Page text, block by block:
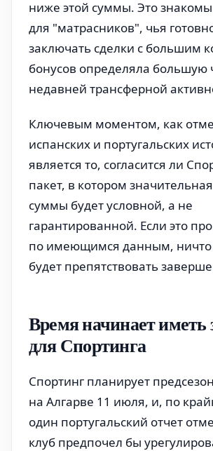
ниже этой суммы. Это
для "матрасников", чья
заключать сделки с большим
бонусов определяла большую
недавней трансферной
Ключевым моментом, как
испанских и португальских
является то, согласится ли
пакет, в котором
суммы будет условной, а не
гарантированной. Если это
по имеющимся данным, ничто
будет препятствовать
Время начинает иметь
для Спортинга
Спортинг планирует
на Алгарве 11 июля, и, по
один португальский отчет
клуб предпочел бы